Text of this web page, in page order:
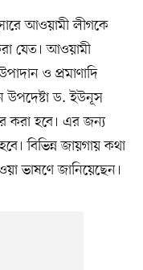
আওয়ামী লীগকে
যেত। আওয়ামী
ও প্রমাণাদি
উপদেষ্টা ড. ইউনূস
করা হবে। এর জন্য
বিভিন্ন জায়গায় কথা
ভাষণে জানিয়েছেন।